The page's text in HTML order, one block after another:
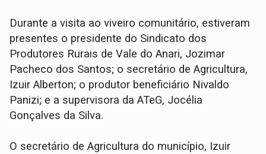
Durante a visita ao viveiro comunitário, estiveram
presentes o presidente do Sindicato dos
Produtores Rurais de Vale do Anari, Jozimar
Pacheco dos Santos; o secretário de Agricultura,
Izuir Alberton; o produtor beneficiário Nivaldo
Panizi; e a supervisora da ATeG, Jocélia
Gonçalves da Silva.
O secretário de Agricultura do município, Izuir